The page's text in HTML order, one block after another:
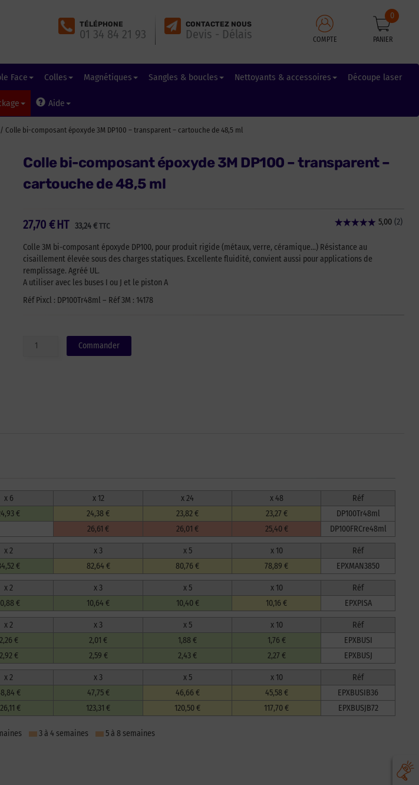
TÉLÉPHONE
01 34 84 21 93
CONTACTEZ NOUS
Devis - Délais COMPTE PANIER
0
Face Colles Magnétiques Sangles & boucles Nettoyants & accessoires Découpe laser
Aide
/ Colle bi-composant époxyde 3M DP100 – transparent – cartouche de 48,5 ml
Colle bi-composant époxyde 3M DP100 – transparent –
cartouche de 48,5 ml
27,70 € 33,24€ TTC
HT
Colle 3M bi-composant époxyde DP100, pour produit rigide (métaux, verre, céramique…) Résistance au
cisaillement élevée sous des charges statiques. Excellente fluidité, convient aussi pour applications de
remplissage. Agréé UL.
A utiliser avec les buses I ou J et le piston A
Réf Pixcl : DP100Tr48ml – Réf 3M : 14178
quantité
Commander
x 6 x 12 x 24 x 48
Réf
€ 24,38 € 23,82 € 23,27 €
DP100Tr48ml
26,61 € 26,01 € 25,40 € DP100FRCre48ml
x 2 x 3 x 5 x 10
Réf
€ 82,64 € 80,76 € 78,89 € EPXMAN3850
x 2 x 3 x 5 x 10
Réf
€ 10,64 € 10,40 € 10,16 € EPXPISA
x 2 x 3 x 5 x 10
Réf
2,26 € 2,01 € 1,88 € 1,76 €
EPXBUSI
2,92 € 2,59 € 2,43 € 2,27 € EPXBUSJ
x 2 x 3 x 5 x 10
Réf
€ 47,75 € 46,66 € 45,58 €
EPXBUSIB36
€ 123,31 € 120,50 € 117,70 € EPXBUSJB72
3 à 4 semaines 5 à 8 semaines